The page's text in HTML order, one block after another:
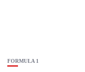
FORMULA 1